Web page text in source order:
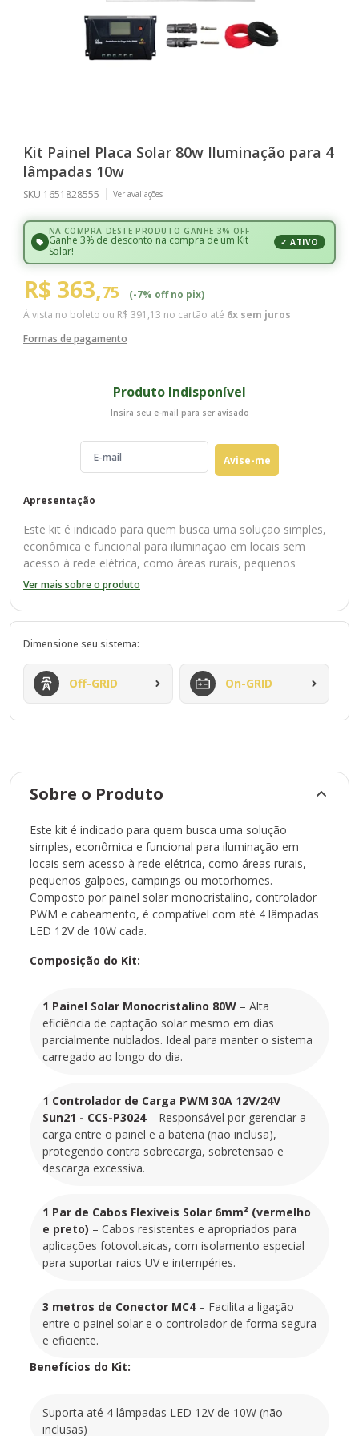
Kit Painel Placa Solar 80w Iluminação para 4
lâmpadas 10w
SKU 1651828555 Ver avaliações
NA COMPRA DESTE PRODUTO GANHE 3% OFF
Ganhe 3% de desconto na compra de um Kit
Solar!
✓ ATIVO
R$ 363,75
(-7% off no pix)
À vista no boleto ou R$ 391,13 no cartão até 6x sem juros
Formas de pagamento
Produto Indisponível
Insira seu e-mail para ser avisado
Avise-me
Apresentação
Este kit é indicado para quem busca uma solução simples,
econômica e funcional para iluminação em locais sem
acesso à rede elétrica, como áreas rurais, pequenos
galpões, campings ou motorhomes. Composto por painel
compatível com até 4 lâmpadas LED 12V de 10W cada.
1 Painel Solar Monocristalino 80W
– Alta eficiência de captação solar mesmo em dias
parcialmente nublados. Ideal para manter o sistema
carregado ao longo do dia.
1 Par de Cabos Flexíveis Solar 6mm² (vermelho e
– Cabos resistentes e apropriados para aplicações
fotovoltaicas, com isolamento especial para suportar raios
UV e intempéries.
3 metros de Conector MC4
– Facilita a ligação entre o painel solar e o controlador de
forma segura e eficiente.
Benefícios do Kit:
Ideal para projetos de iluminação em locais isolados
Compatível com baterias 12V (não inclusa)
Baixo custo com excelente rendimento energético
Este kit é uma opção prática e funcional para quem busca
autonomia energética para pequenas cargas de iluminação.
Uma escolha ideal para quem deseja iniciar no universo da
Ver mais sobre o produto
Dimensione seu sistema:
Off-GRID On-GRID
Sobre o Produto
Este kit é indicado para quem busca uma solução
simples, econômica e funcional para iluminação em
locais sem acesso à rede elétrica, como áreas rurais,
pequenos galpões, campings ou motorhomes.
Composto por painel solar monocristalino, controlador
PWM e cabeamento, é compatível com até 4 lâmpadas
LED 12V de 10W cada.
Composição do Kit:
1 Painel Solar Monocristalino 80W – Alta
eficiência de captação solar mesmo em dias
parcialmente nublados. Ideal para manter o sistema
carregado ao longo do dia.
1 Controlador de Carga PWM 30A 12V/24V
Sun21 - CCS-P3024– Responsável por gerenciar a
carga entre o painel e a bateria (não inclusa),
protegendo contra sobrecarga, sobretensão e
descarga excessiva.
1 Par de Cabos Flexíveis Solar 6mm² (vermelho
e preto) – Cabos resistentes e apropriados para
aplicações fotovoltaicas, com isolamento especial
para suportar raios UV e intempéries.
3 metros de Conector MC4– Facilita a ligação
entre o painel solar e o controlador de forma segura
e eficiente.
Benefícios do Kit:
Suporta até 4 lâmpadas LED 12V de 10W (não
inclusas)